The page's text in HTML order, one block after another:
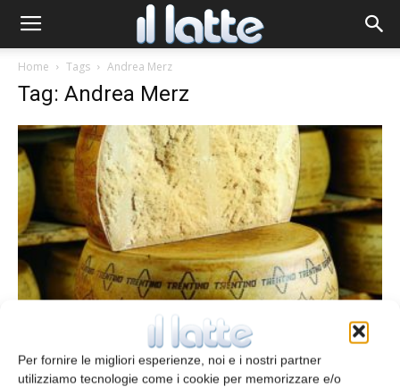
Per fornire le migliori esperienze, noi e i nostri partner
utilizziamo tecnologie come i cookie per memorizzare e/o
Home Tags Andrea Merz
Tag: Andrea Merz
Formaggi di montagna, valorizzazione
multifunzionale
Stefania Milanello 28 Gennaio 2014